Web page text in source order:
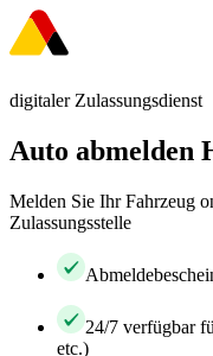
digitaler Zulassungsdienst
Auto abmelden
Melden Sie Ihr Fahrzeug
Zulassungsstelle
24/7 verfügbar
etc.)